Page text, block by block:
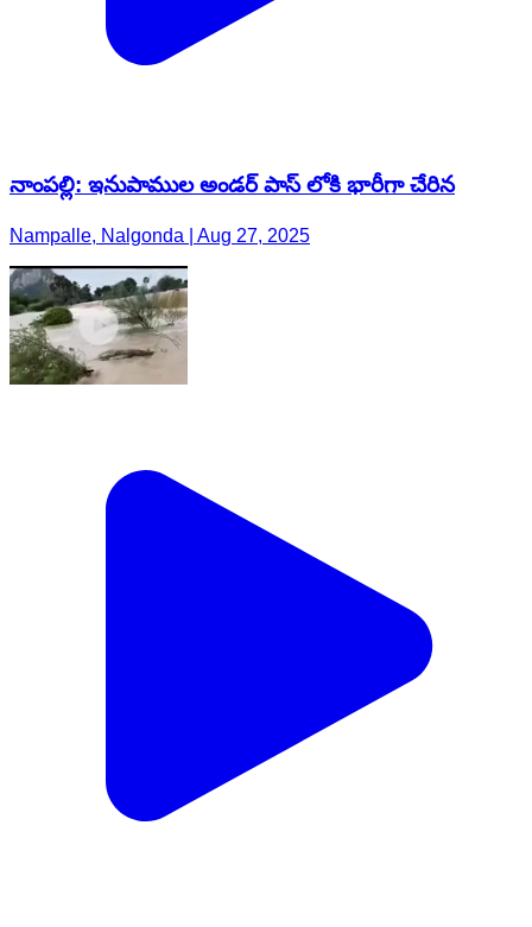
నాంపల్లి: ఇనుపాముల అండర్ పాస్ లోకి భారీగా చేరిన
Nampalle, Nalgonda | Aug 27, 2025